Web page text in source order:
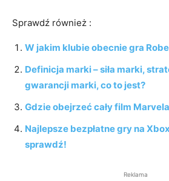
Sprawdź również :
W jakim klubie obecnie gra
Definicja marki – siła marki,
gwarancji marki, co to jest?
Gdzie obejrzeć cały film
Najlepsze bezpłatne gry na
sprawdź!
Reklama